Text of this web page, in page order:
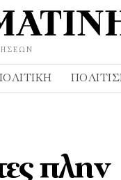
πλην